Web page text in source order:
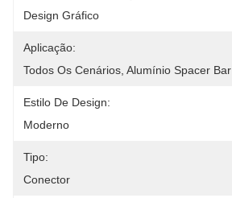
Design Gráfico
Aplicação:
Todos Os Cenários, Alumínio Spacer Bar
Estilo De Design:
Moderno
Tipo:
Conector